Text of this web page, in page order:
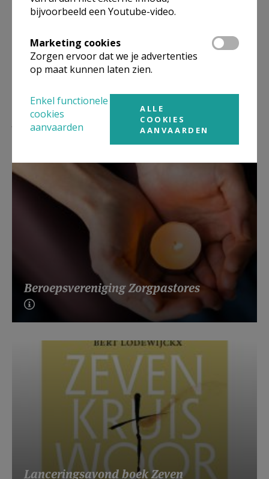
Lees meer
Beroepsvereniging Zorgpastores
Lanceringsavond boek Zeven
bijvoorbeeld een Youtube-video.
Marketing cookies
Zorgen ervoor dat we je advertenties
op maat kunnen laten zien.
Enkel functionele
cookies
aanvaarden
ALLE
COOKIES
AANVAARDEN